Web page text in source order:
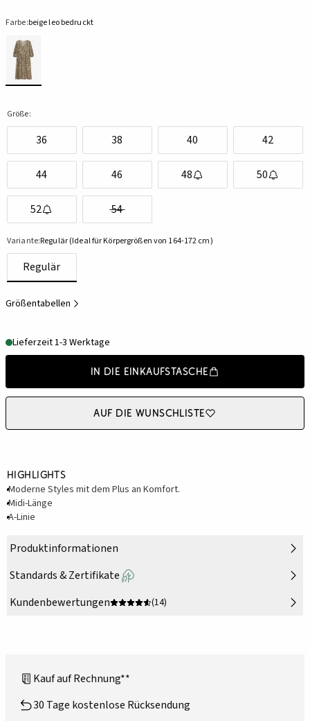
Farbe:beige leo bedruckt
Größe:
36 38 40 42
44 46 48 50
52 54
Variante:Regulär (Ideal für Körpergrößen von 164-172 cm)
Regulär
Größentabellen
Lieferzeit 1-3 Werktage
In die Einkaufstasche
Auf die Wunschliste
Highlights
Moderne Styles mit dem Plus an Komfort.
Midi-Länge
A-Linie
Produktinformationen
Standards & Zertifikate
Kundenbewertungen
(14)
Kauf auf Rechnung**
30 Tage kostenlose Rücksendung